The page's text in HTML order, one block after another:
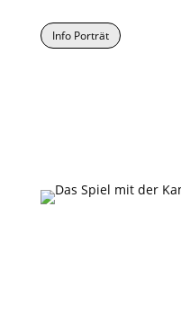
Info Porträt